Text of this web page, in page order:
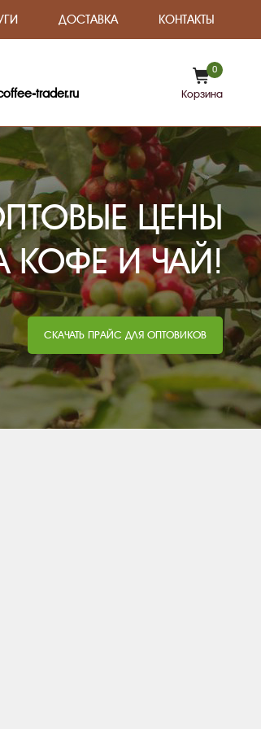
ДОСТАВКА КОНТАКТЫ
trader.ru
0
Корзина
ЦЕНЫ
КОФЕ И ЧАЙ!
СКАЧАТЬ ПРАЙС ДЛЯ ОПТОВИКОВ